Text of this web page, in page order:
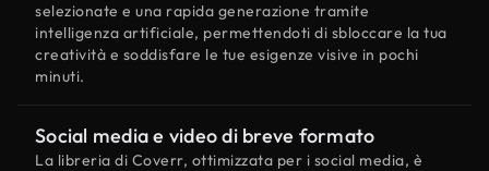
selezionate e una rapida generazione tramite
intelligenza artificiale, permettendoti di sbloccare la tua
creatività e soddisfare le tue esigenze visive in pochi
minuti.
Social media e video di breve formato
La libreria di Coverr, ottimizzata per i social media, è